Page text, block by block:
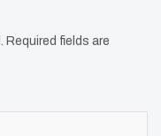
Required fields are